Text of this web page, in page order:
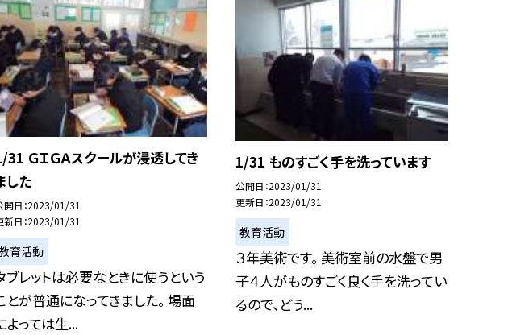
31 ＧＩＧＡスクールが浸透してき
した
開日 2023/01/31
新日 2023/01/31
育活動
ブレットは必要なときに使うという
とが普通になってきました。 場面
よっては生...
1/31 ものすごく手を洗っています
公開日 2023/01/31
更新日 2023/01/31
教育活動
３年美術です。 美術室前の水盤で男
子４人がものすごく良く手を洗ってい
るので、どう...